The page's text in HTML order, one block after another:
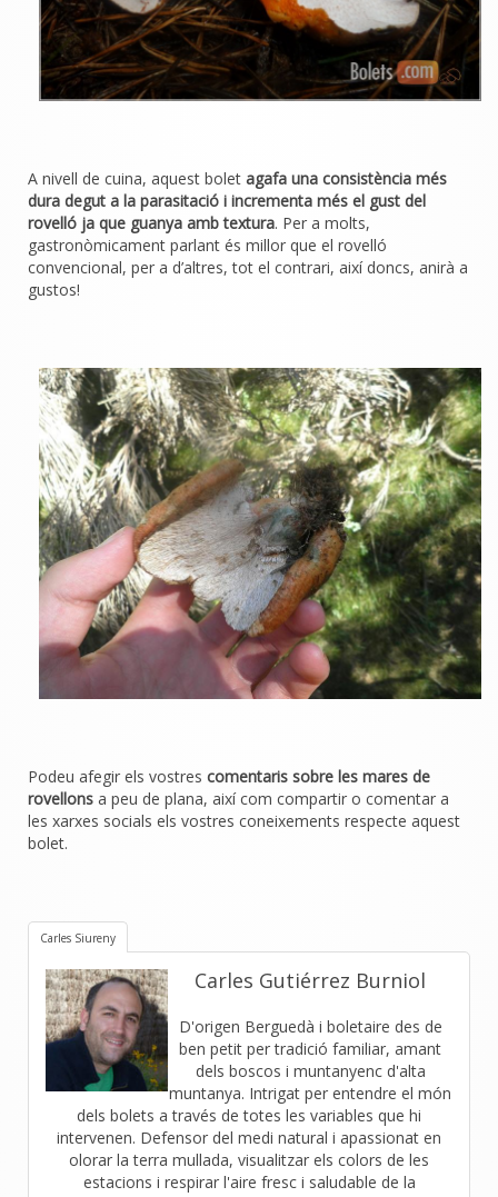
A nivell de cuina, aquest bolet agafa una consistència més
dura degut a la parasitació i incrementa més el gust del
rovelló ja que guanya amb textura. Per a molts,
gastronòmicament parlant és millor que el rovelló
convencional, per a d’altres, tot el contrari, així doncs, anirà a
gustos!
Podeu afegir els vostres comentaris sobre les mares de
rovellons a peu de plana, així com compartir o comentar a
les xarxes socials els vostres coneixements respecte aquest
bolet.
Carles Siureny
Carles Gutiérrez Burniol
D'origen Berguedà i boletaire des de
ben petit per tradició familiar, amant
dels boscos i muntanyenc d'alta
muntanya. Intrigat per entendre el món
dels bolets a través de totes les variables que hi
intervenen. Defensor del medi natural i apassionat en
olorar la terra mullada, visualitzar els colors de les
estacions i respirar l'aire fresc i saludable de la